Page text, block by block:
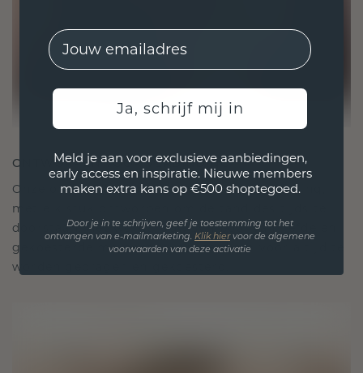
ONTWORPEN VOOR VERBINDING
Onze ontwerpfilosofie is gericht op verbinding,
met elk stuk ontworpen om de tand des tijds te
doorstaan. Het wordt jouw symbool van liefde en
gekoesterde momenten, bedoeld om voor altijd te
worden gedragen en gekoesterd.
EMail
Ja, schrijf mij in
Meld je aan voor exclusieve aanbiedingen,
early access en inspiratie. Nieuwe members
maken extra kans op €500 shoptegoed.
Door je in te schrijven, geef je toestemming tot het
ontvangen van e-mailmarketing. Klik hiervoor de algemene
voorwaarden van deze activatie